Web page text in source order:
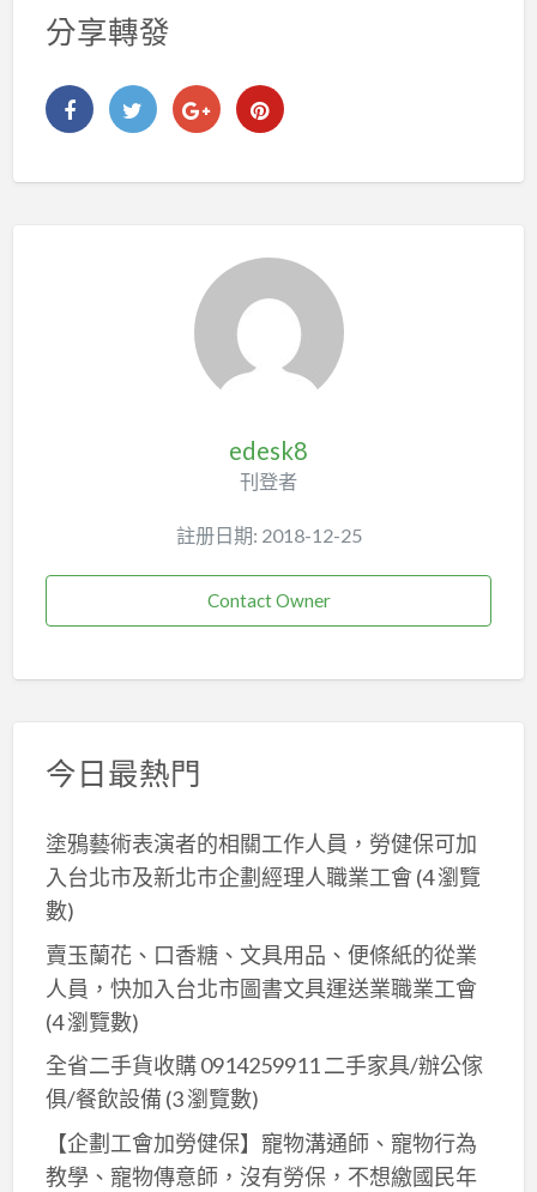
分享轉發
edesk8
刊登者
註册日期: 2018-12-25
Contact Owner
今日最熱門
塗鴉藝術表演者的相關工作人員，勞健保可加
入台北市及新北巿企劃經理人職業工會 (4 瀏覽
數)
賣玉蘭花、口香糖、文具用品、便條紙的從業
人員，快加入台北市圖書文具運送業職業工會
(4 瀏覽數)
全省二手貨收購 0914259911 二手家具/辦公傢
俱/餐飲設備 (3 瀏覽數)
【企劃工會加勞健保】寵物溝通師、寵物行為
教學、寵物傳意師，沒有勞保，不想繳國民年